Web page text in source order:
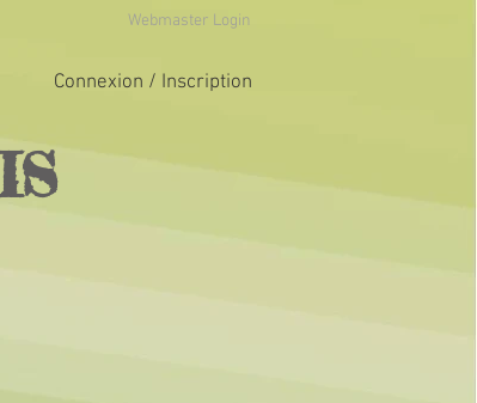
Webmaster Login
Connexion / Inscription